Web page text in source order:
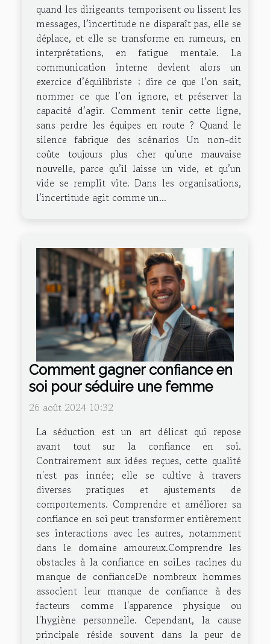
quand les dirigeants temporisent ou lissent les
messages, l’incertitude ne disparaît pas, elle se
déplace, et elle se transforme en rumeurs, en
interprétations, en fatigue mentale. La
communication interne devient alors un
exercice d’équilibriste : dire ce que l’on sait,
nommer ce que l’on ignore, et préserver la
capacité d’agir. Comment tenir cette ligne,
sans perdre les équipes en route ? Quand le
silence fabrique des scénarios Un non-dit
coûte toujours plus cher qu’une mauvaise
nouvelle, parce qu’il laisse un vide, et qu’un
vide se remplit vite. Dans les organisations,
l’incertitude agit comme un...
Comment gagner confiance en
soi pour séduire une femme
26 août 2024 10:32
La séduction est un art délicat qui repose
avant tout sur la confiance en soi.
Contrairement aux idées reçues, cette qualité
n'est pas innée; elle se cultive à travers
diverses pratiques et ajustements de
comportements. Comprendre et améliorer sa
confiance en soi peut transformer entièrement
ses interactions avec les autres, notamment
dans le domaine amoureux.Comprendre les
obstacles à la confiance en soiLes racines du
manque de confianceDe nombreux hommes
associent leur manque de confiance à des
facteurs comme l'apparence physique ou
l'hygiène personnelle. Cependant, la cause
principale réside souvent dans la peur de